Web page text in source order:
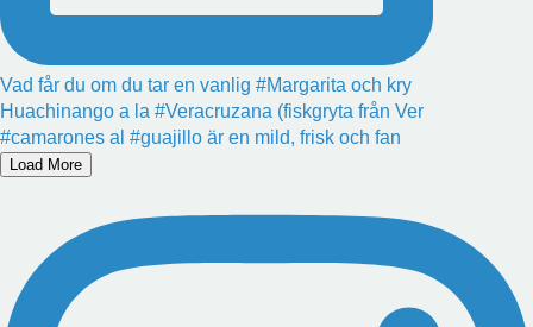
Vad får du om du tar en vanlig #Margarita och kry
Huachinango a la #Veracruzana (fiskgryta från Ver
#camarones al #guajillo är en mild, frisk och fan
Load More